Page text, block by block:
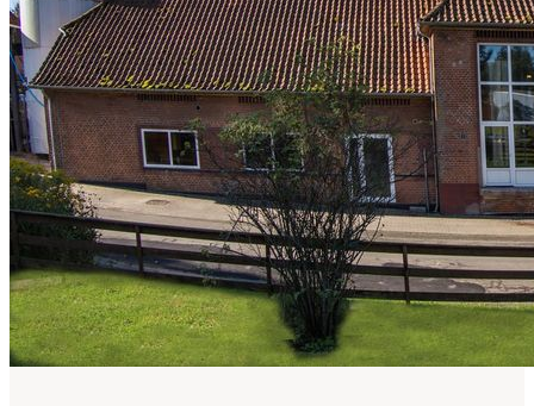
Eksport
Om Barrit Mejeri
Kontakt